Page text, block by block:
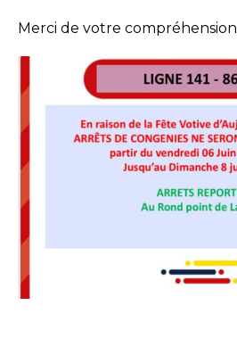
Merci de votre compréhension